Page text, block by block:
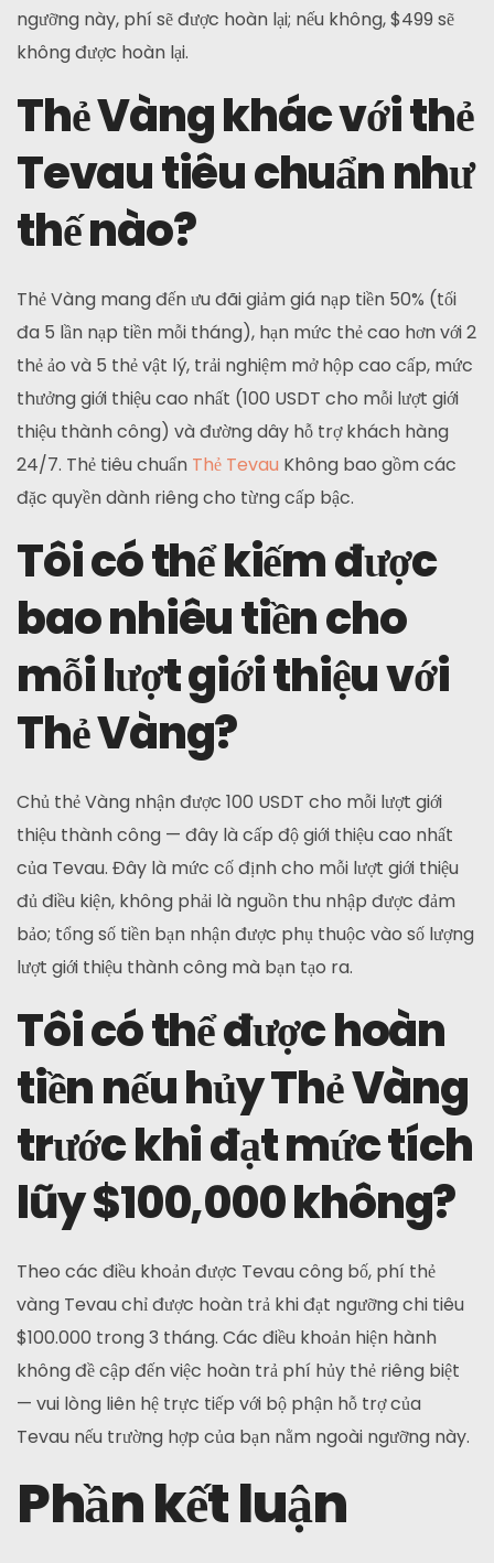
ngưỡng này, phí sẽ được hoàn lại; nếu không, $499 sẽ
không được hoàn lại.
Thẻ Vàng khác với thẻ
Tevau tiêu chuẩn như
thế nào?
Thẻ Vàng mang đến ưu đãi giảm giá nạp tiền 50% (tối
đa 5 lần nạp tiền mỗi tháng), hạn mức thẻ cao hơn với 2
thẻ ảo và 5 thẻ vật lý, trải nghiệm mở hộp cao cấp, mức
thưởng giới thiệu cao nhất (100 USDT cho mỗi lượt giới
thiệu thành công) và đường dây hỗ trợ khách hàng
24/7. Thẻ tiêu chuẩn Thẻ Tevau Không bao gồm các
đặc quyền dành riêng cho từng cấp bậc.
Tôi có thể kiếm được
bao nhiêu tiền cho
mỗi lượt giới thiệu với
Thẻ Vàng?
Chủ thẻ Vàng nhận được 100 USDT cho mỗi lượt giới
thiệu thành công — đây là cấp độ giới thiệu cao nhất
của Tevau. Đây là mức cố định cho mỗi lượt giới thiệu
đủ điều kiện, không phải là nguồn thu nhập được đảm
bảo; tổng số tiền bạn nhận được phụ thuộc vào số lượng
lượt giới thiệu thành công mà bạn tạo ra.
Tôi có thể được hoàn
tiền nếu hủy Thẻ Vàng
trước khi đạt mức tích
lũy $100,000 không?
Theo các điều khoản được Tevau công bố, phí thẻ
vàng Tevau chỉ được hoàn trả khi đạt ngưỡng chi tiêu
$100.000 trong 3 tháng. Các điều khoản hiện hành
không đề cập đến việc hoàn trả phí hủy thẻ riêng biệt
— vui lòng liên hệ trực tiếp với bộ phận hỗ trợ của
Tevau nếu trường hợp của bạn nằm ngoài ngưỡng này.
Phần kết luận